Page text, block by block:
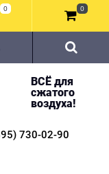
ВСЁ для
сжатого
воздуха!
730-02-90
0 0